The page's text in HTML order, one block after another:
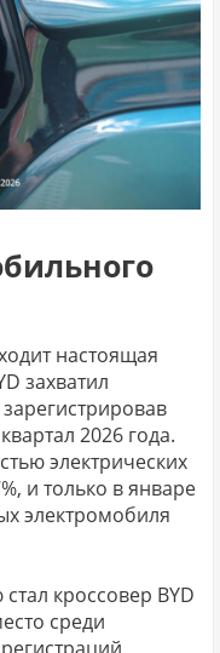
настоящая
захватил
2026 года.
электрических
и только в январе
электромобиля
кроссовер BYD
среди